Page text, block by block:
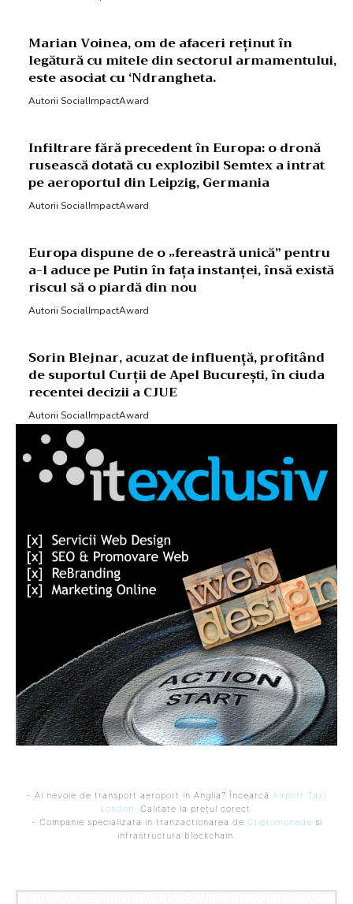
Marian Voinea, om de afaceri reținut în
legătură cu mitele din sectorul armamentului,
este asociat cu ‘Ndrangheta.
Autorii SocialImpactAward
Infiltrare fără precedent în Europa: o dronă
rusească dotată cu explozibil Semtex a intrat
pe aeroportul din Leipzig, Germania
Autorii SocialImpactAward
Europa dispune de o „fereastră unică” pentru
a-l aduce pe Putin în fața instanței, însă există
riscul să o piardă din nou
Autorii SocialImpactAward
Sorin Blejnar, acuzat de influență, profitând
de suportul Curții de Apel București, în ciuda
recentei decizii a CJUE
Autorii SocialImpactAward
- Ai nevoie de transport aeroport in Anglia? Încearcă Airport Taxi
London. Calitate la prețul corect.
- Companie specializata in tranzactionarea de Criptomonede si
infrastructura blockchain.